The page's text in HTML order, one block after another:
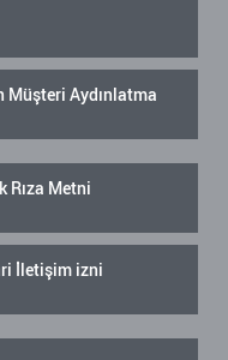
Müşteri Aydınlatma
Rıza Metni
İletişim izni